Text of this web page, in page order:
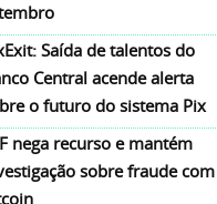
Saída de talentos do
Central acende alerta
o futuro do sistema Pix
nega recurso e mantém
sobre fraude com